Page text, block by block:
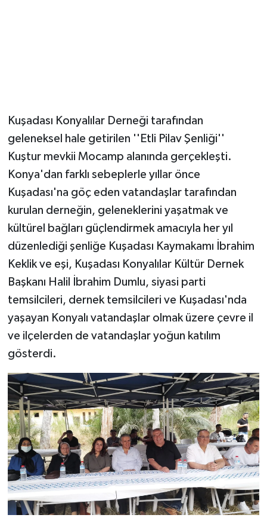
Kuşadası Konyalılar Derneği tarafından
geleneksel hale getirilen ''Etli Pilav Şenliği''
Kuştur mevkii Mocamp alanında gerçekleşti.
Konya'dan farklı sebeplerle yıllar önce
Kuşadası'na göç eden vatandaşlar tarafından
kurulan derneğin, geleneklerini yaşatmak ve
kültürel bağları güçlendirmek amacıyla her yıl
düzenlediği şenliğe Kuşadası Kaymakamı İbrahim
Keklik ve eşi, Kuşadası Konyalılar Kültür Dernek
Başkanı Halil İbrahim Dumlu, siyasi parti
temsilcileri, dernek temsilcileri ve Kuşadası'nda
yaşayan Konyalı vatandaşlar olmak üzere çevre il
ve ilçelerden de vatandaşlar yoğun katılım
gösterdi.